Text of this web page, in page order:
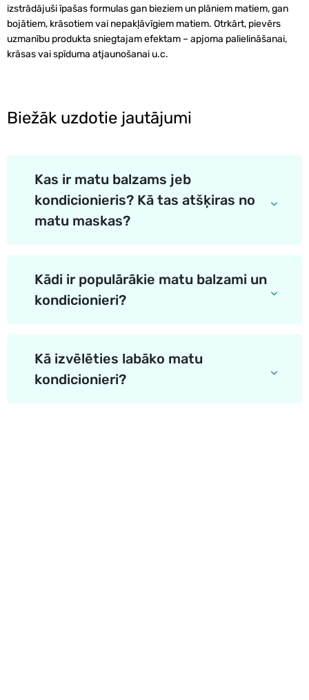
izstrādājuši īpašas formulas gan bieziem un plāniem matiem, gan
bojātiem, krāsotiem vai nepakļāvīgiem matiem. Otrkārt, pievērs
uzmanību produkta sniegtajam efektam – apjoma palielināšanai,
krāsas vai spīduma atjaunošanai u.c.
Biežāk uzdotie jautājumi
Kas ir matu balzams jeb
kondicionieris? Kā tas atšķiras no
matu maskas?
Kādi ir populārākie matu balzami un
kondicionieri?
Kā izvēlēties labāko matu
kondicionieri?